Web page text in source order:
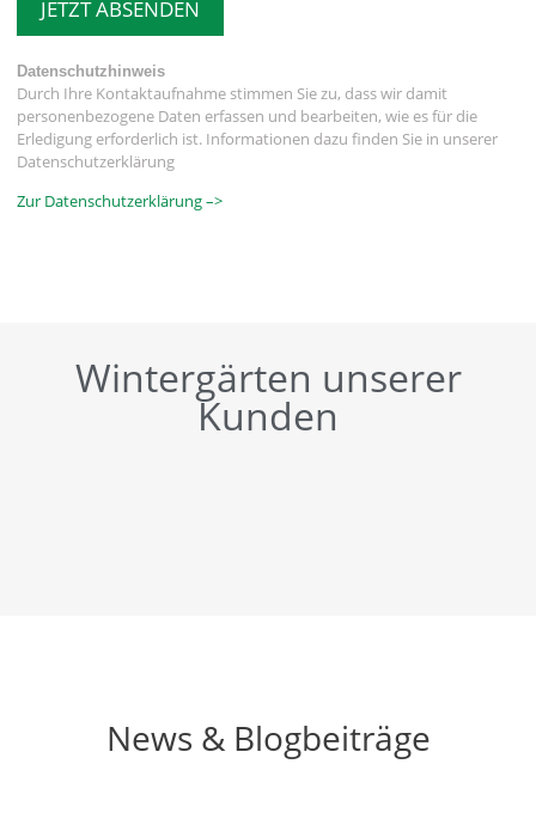
JETZT ABSENDEN
Datenschutzhinweis
Durch Ihre Kontaktaufnahme stimmen Sie zu, dass wir damit
personenbezogene Daten erfassen und bearbeiten, wie es für die
Erledigung erforderlich ist. Informationen dazu finden Sie in unserer
Datenschutzerklärung
Zur Datenschutzerklärung –>
Wintergärten unserer
Kunden
News & Blogbeiträge